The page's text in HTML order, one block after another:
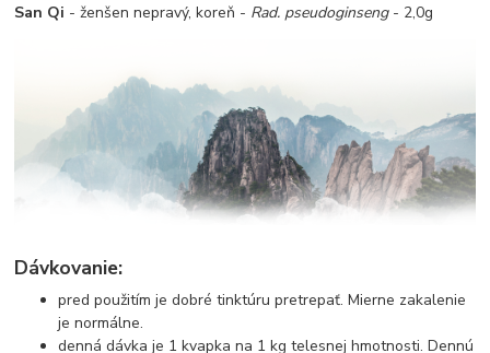
San Qi - ženšen nepravý, koreň - Rad. pseudoginseng- 2,0g
Dávkovanie:
pred použitím je dobré tinktúru pretrepať. Mierne zakalenie
je normálne.
denná dávka je 1 kvapka na 1 kg telesnej hmotnosti. Dennú